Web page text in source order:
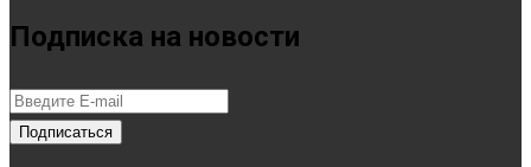
Подписка на новости
Подписаться